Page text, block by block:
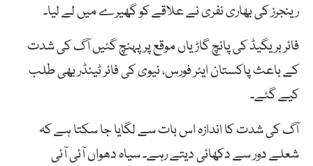
رینجرز کی بھاری نفری نے علاقے کو گھیرے میں لے لیا۔
فائر بریگیڈ کی پانچ گاڑیاں موقع پر پہنچ گئیں آگ کی شدت
کے باعث پاکستان ایئر فورس، نیوی کی فائر ٹینڈر بھی طلب
کیے گئے۔
آگ کی شدت کا اندازہ اس بات سے لگایا جا سکتا ہے کہ
شعلے دور سے دکھائی دیتے رہے۔ سیاہ دھواں آئی آئی